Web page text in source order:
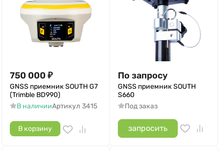
750 000 ₽
GNSS приемник SOUTH G7
(Trimble BD990)
В наличииАртикул 3415
В корзину
По запросу
GNSS приемник SOUTH
S660
Под заказ
запросить